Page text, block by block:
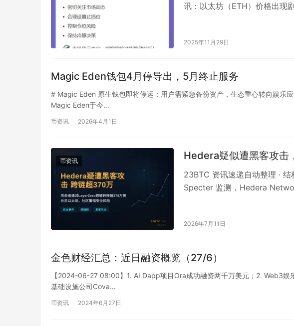
讯：以太坊（ETH）价格出现
2025年11月29日
Magic Eden钱包4月停导出，5月终止服务
# Magic Eden 原生钱包即将停运：用户需紧急备份资产，生态重心转向娱乐
Magic Eden于今…
币资讯 2026年4月1日
币资讯 Hedera疑似遭黑客攻击
23BTC 资讯速递自动整理 ·
Specter 监测，Hedera
2026年7月11日
金色财经汇总：近日融资概览（27/6）
【2024-06-27 08:00】1. AI Dapp项目Ora成功融资两千万美元；2. Web3
基础设施公司Cova…
币资讯 2024年6月27日